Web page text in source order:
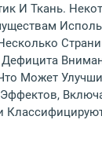
И Ткань.
Может